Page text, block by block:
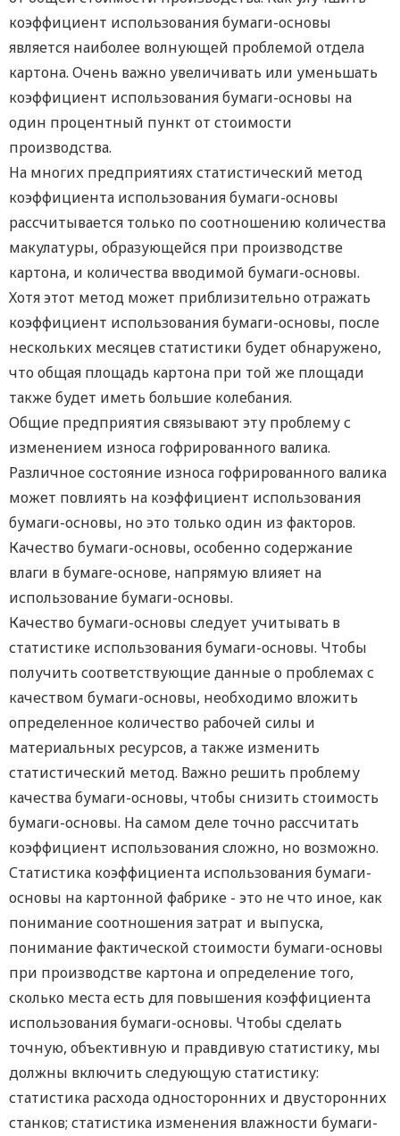
коэффициент использования бумаги-основы
является наиболее волнующей проблемой отдела
картона. Очень важно увеличивать или уменьшать
коэффициент использования бумаги-основы на
один процентный пункт от стоимости
производства.
На многих предприятиях статистический метод
коэффициента использования бумаги-основы
рассчитывается только по соотношению количества
макулатуры, образующейся при производстве
картона, и количества вводимой бумаги-основы.
Хотя этот метод может приблизительно отражать
коэффициент использования бумаги-основы, после
нескольких месяцев статистики будет обнаружено,
что общая площадь картона при той же площади
также будет иметь большие колебания.
Общие предприятия связывают эту проблему с
изменением износа гофрированного валика.
Различное состояние износа гофрированного валика
может повлиять на коэффициент использования
бумаги-основы, но это только один из факторов.
Качество бумаги-основы, особенно содержание
влаги в бумаге-основе, напрямую влияет на
использование бумаги-основы.
Качество бумаги-основы следует учитывать в
статистике использования бумаги-основы. Чтобы
получить соответствующие данные о проблемах с
качеством бумаги-основы, необходимо вложить
определенное количество рабочей силы и
материальных ресурсов, а также изменить
статистический метод. Важно решить проблему
качества бумаги-основы, чтобы снизить стоимость
бумаги-основы. На самом деле точно рассчитать
коэффициент использования сложно, но возможно.
Статистика коэффициента использования бумаги-
основы на картонной фабрике - это не что иное, как
понимание соотношения затрат и выпуска,
понимание фактической стоимости бумаги-основы
при производстве картона и определение того,
сколько места есть для повышения коэффициента
использования бумаги-основы. Чтобы сделать
точную, объективную и правдивую статистику, мы
должны включить следующую статистику:
статистика расхода односторонних и двусторонних
станков; статистика изменения влажности бумаги-